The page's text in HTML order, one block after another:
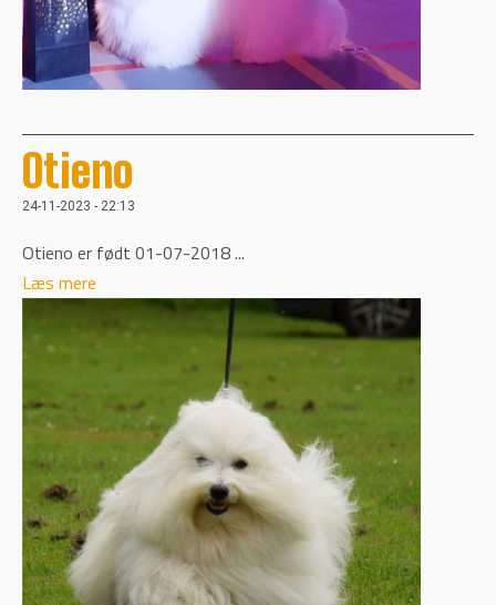
Otieno
24-11-2023 - 22:13
Otieno er født 01-07-2018 ...
Læs mere